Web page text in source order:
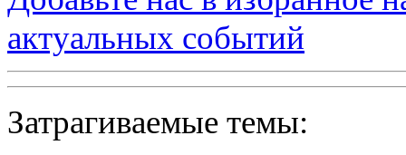
актуальных событий
Затрагиваемые темы: